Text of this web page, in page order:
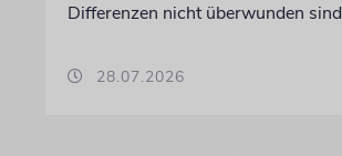
Differenzen nicht überwunden sind
28.07.2026